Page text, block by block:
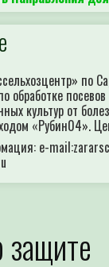
по
обработке посевов
культур от
«Рубин04».
e-